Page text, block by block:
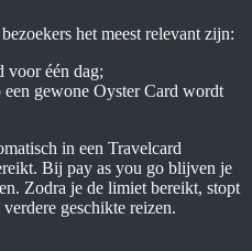
het meest relevant zijn:
voor één dag;
gewone Oyster Card wordt
in een Travelcard
Bij pay as you go blijven je
Zodra je de limiet bereikt, stopt
geschikte reizen.